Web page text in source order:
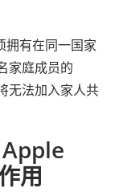
拥有在同一国家
家庭成员的
无法加入家人共
用